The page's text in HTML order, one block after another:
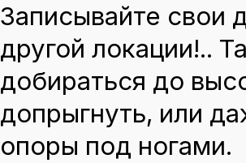
Записывайте свои
другой локации!..
добираться до
допрыгнуть, или
опоры под ногами.